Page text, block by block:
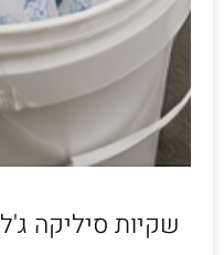
שקיות סיליקה ג'ל 10 גרם לספיחת לחות